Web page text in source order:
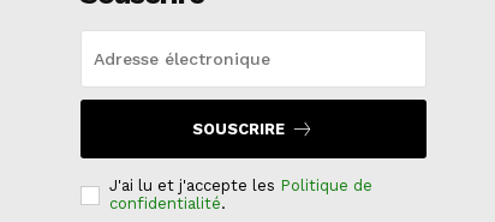
SOUSCRIRE
J'ai lu et j'accepte les Politique de
confidentialité.